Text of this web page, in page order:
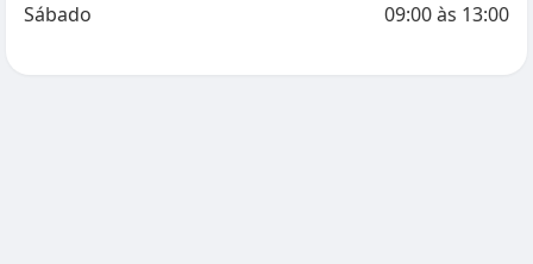
Sábado
09:00às 13:00